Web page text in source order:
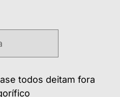
todos deitam fora